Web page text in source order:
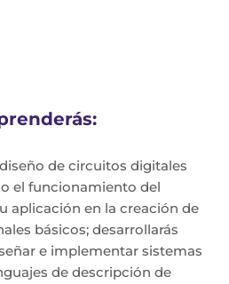
de circuitos digitales
el funcionamiento del
aplicación en la creación de
básicos; desarrollarás
e implementar sistemas
de descripción de